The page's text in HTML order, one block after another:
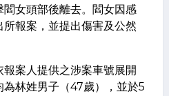
女頭部後離去。閻女因感
報案，並提出傷害及公然
案人提供之涉案車號展開
林姓男子（47歲），並於5